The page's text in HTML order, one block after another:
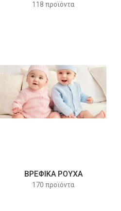
118 προϊόντα
ΒΡΕΦΙΚΑ ΡΟΥΧΑ
170 προϊόντα